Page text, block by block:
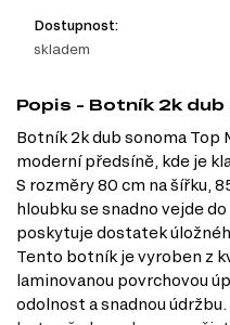
Dostupnost:
skladem
Popis - Botník 2k
Botník 2k dub sonoma Top
moderní předsíně, kde je
S rozměry 80 cm na šířku,
hloubku se snadno vejde
poskytuje dostatek
Tento botník je vyroben z
laminovanou povrchovou
odolnost a snadnou